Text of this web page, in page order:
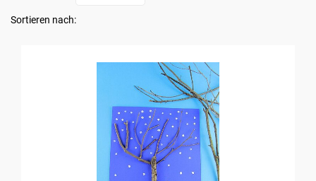
Sortieren nach: